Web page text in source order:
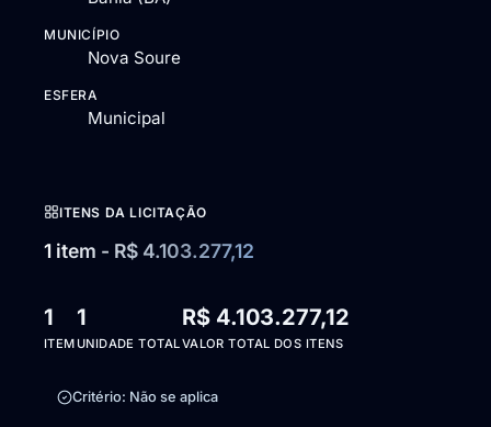
MUNICÍPIO
Nova Soure
ESFERA
Municipal
ITENS DA LICITAÇÃO
1 item - R$ 4.103.277,12
1
ITEM
1
UNIDADE TOTAL
R$ 4.103.277,12
VALOR TOTAL DOS ITENS
Critério: Não se aplica